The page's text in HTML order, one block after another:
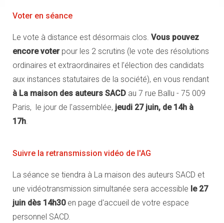
Voter en séance
Le vote à distance est désormais clos. Vous pouvez
encore voterpour les 2 scrutins (le vote des résolutions
ordinaires et extraordinaires et l’élection des candidats
aux instances statutaires de la société), en vous rendant
à La maison des auteurs SACD au 7 rue Ballu - 75 009
Paris, le jour de l'assemblée, jeudi 27 juin, de 14h à
17h.
Suivre la retransmission vidéo de l'AG
La séance se tiendra à La maison des auteurs SACD et
une vidéotransmission simultanée sera accessible le 27
juin dès 14h30en page d'accueil de votre espace
personnel SACD.